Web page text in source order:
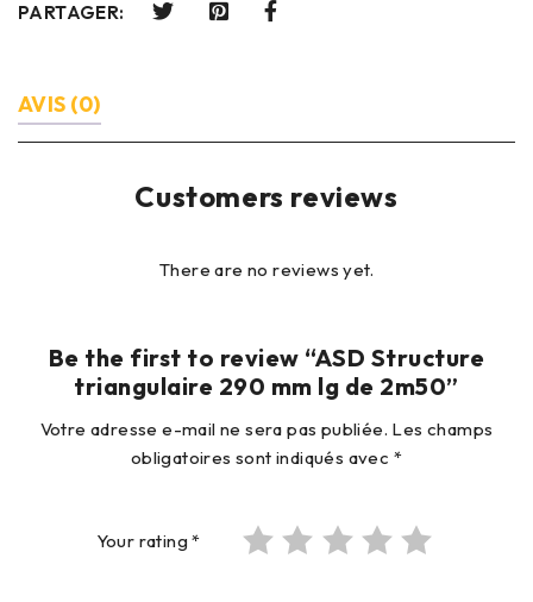
PARTAGER:
AVIS (0)
Customers reviews
There are no reviews yet.
Be the first to review “ASD Structure
triangulaire 290 mm lg de 2m50”
Votre adresse e-mail ne sera pas publiée. Les champs
obligatoires sont indiqués avec *
Your rating*